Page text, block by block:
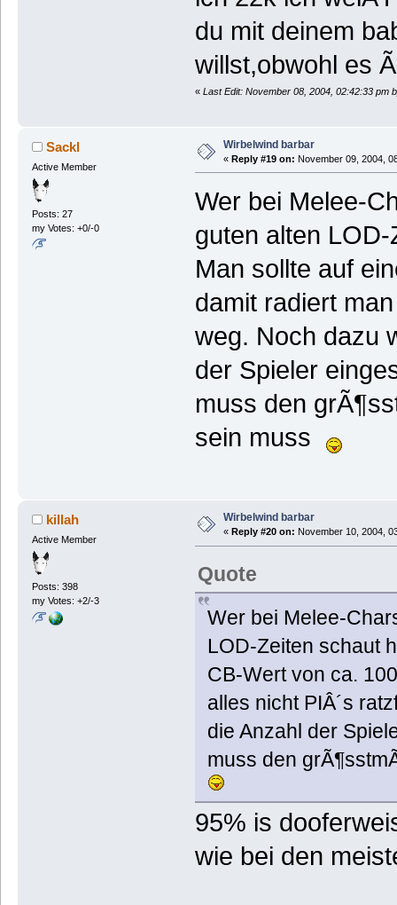
du mit deinem
willst,obwohl es
« Last Edit: November 08, 2004, 02:42:33 pm
Sackl
Active Member
Posts: 27
my Votes: +0/-0
Wirbelwind barbar
« Reply #19 on: November 09, 2004,
Wer bei Melee-
guten alten
Man sollte auf
damit radiert
weg. Noch dazu
der Spieler
muss den
sein muss
killah
Active Member
Posts: 398
my Votes: +2/-3
Wirbelwind barbar
« Reply #20 on: November 10, 2004,
Quote
Wer bei Melee-
LOD-Zeiten schaut
CB-Wert von ca.
alles nicht PIÂ´s
die Anzahl der
muss den
95% is
wie bei den